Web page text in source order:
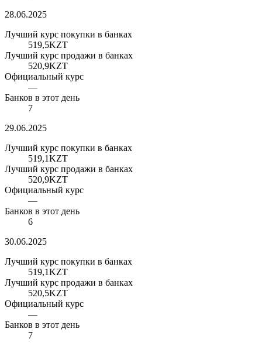
28.06.2025
Лучший курс покупки в банках
519,5KZT
Лучший курс продажи в банках
520,9KZT
Официальный курс
—
Банков в этот день
7
29.06.2025
Лучший курс покупки в банках
519,1KZT
Лучший курс продажи в банках
520,9KZT
Официальный курс
—
Банков в этот день
6
30.06.2025
Лучший курс покупки в банках
519,1KZT
Лучший курс продажи в банках
520,5KZT
Официальный курс
—
Банков в этот день
7